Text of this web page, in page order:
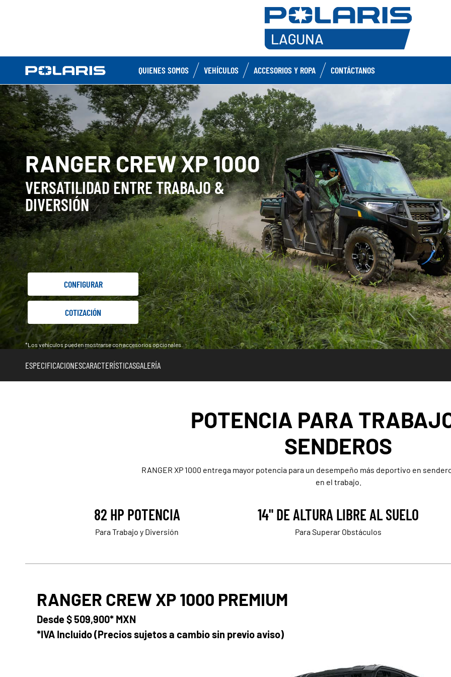
QUIENES SOMOS VEHÍCULOS ACCESORIOS Y ROPA CONTÁCTANOS
RANGER CREW XP 1000
VERSATILIDAD ENTRE TRABAJO &
DIVERSIÓN
CONFIGURAR
COTIZACIÓN
*Los vehículos pueden mostrarse con accesorios opcionales.
ESPECIFICACIONESCARACTERÍSTICASGALERÍA
POTENCIA PARA
SENDEROS
RANGER XP 1000 entrega mayor potencia para un desempeño más deportivo en
en el trabajo.
82 HP POTENCIA
Para Trabajo y Diversión
14" DE ALTURA LIBRE AL SUELO
Para Superar Obstáculos
RANGER CREW XP 1000 PREMIUM
Desde$ 509,900* MXN
*IVA Incluido (Precios sujetos a cambio sin previo aviso)